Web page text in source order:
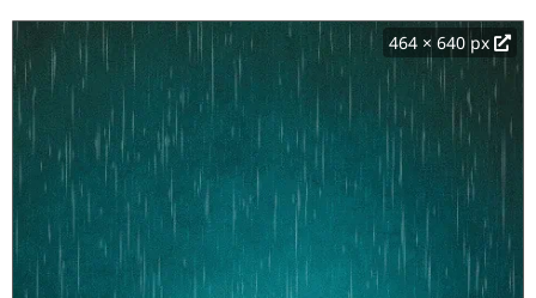
464 × 640 px